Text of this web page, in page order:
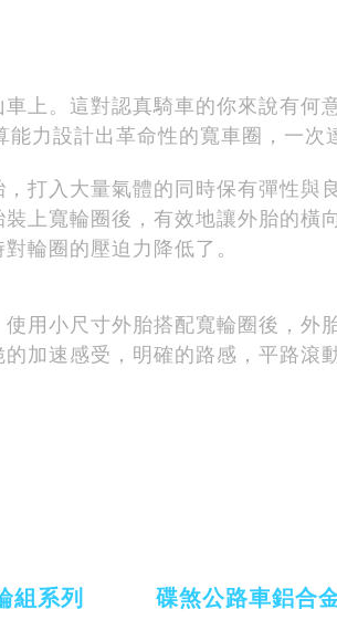
上。這對認真騎車的你來說有何
力設計出革命性的寬車圈，一次
打入大量氣體的同時保有彈性與
上寬輪圈後，有效地讓外胎的橫
輪圈的壓迫力降低了。
用小尺寸外胎搭配寬輪圈後，外
加速感受，明確的路感，平路滾
組系列 碟煞公路車鋁合